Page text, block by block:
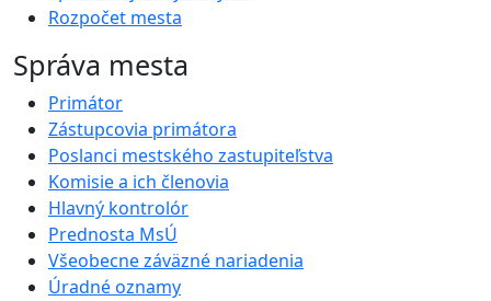
Rozpočet mesta
Správa mesta
Primátor
Zástupcovia primátora
Poslanci mestského zastupiteľstva
Komisie a ich členovia
Hlavný kontrolór
Prednosta MsÚ
Všeobecne záväzné nariadenia
Úradné oznamy